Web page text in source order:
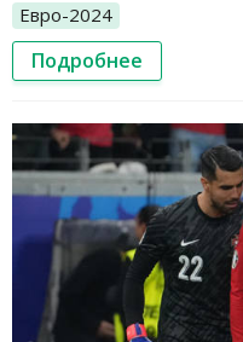
Евро-2024
Подробнее